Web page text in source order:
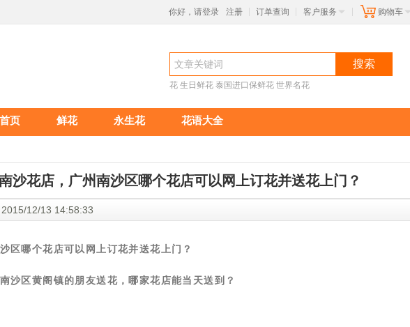
你好，请登录 注册 订单查询 客户服务 购物车
搜索
花 生日鲜花 泰国进口保鲜花 世界名花
首页 鲜花 永生花 花语大全
沙花店，广州南沙区哪个花店可以网上订花并送花上门？
12/13 14:58:33
区哪个花店可以网上订花并送花上门？
沙区黄阁镇的朋友送花，哪家花店能当天送到？